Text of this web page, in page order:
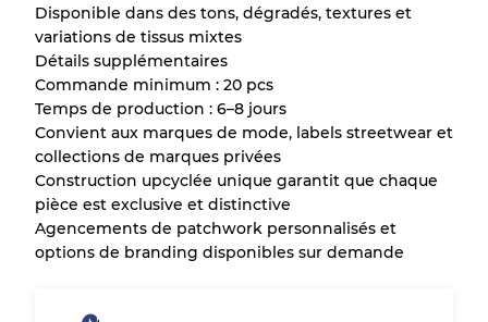
Disponible dans des tons, dégradés, textures et
variations de tissus mixtes
Détails supplémentaires
Commande minimum : 20 pcs
Temps de production : 6–8 jours
Convient aux marques de mode, labels streetwear et
collections de marques privées
Construction upcyclée unique garantit que chaque
pièce est exclusive et distinctive
Agencements de patchwork personnalisés et
options de branding disponibles sur demande